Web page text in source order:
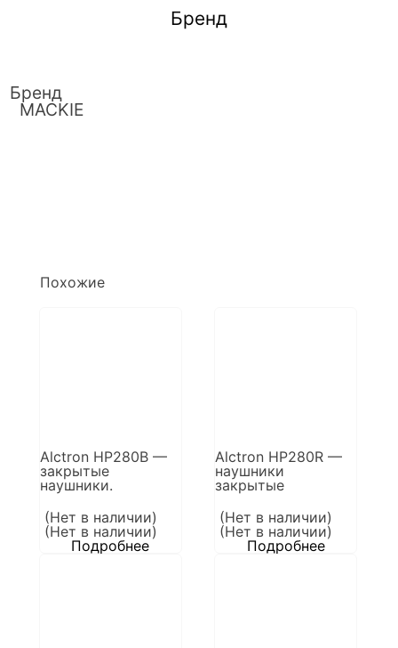
Бренд
Бренд
MACKIE
Похожие
Alctron HP280B —
закрытые
наушники.
(Нет в наличии)
(Нет в наличии)
Подробнее
Alctron HP280R —
наушники
закрытые
(Нет в наличии)
(Нет в наличии)
Подробнее